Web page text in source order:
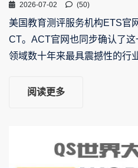
2026-07-02 (50)
美国教育测评服务机构ETS官
CT。ACT官网也同步确认了
领域数十年来最具震撼性的行
阅读更多